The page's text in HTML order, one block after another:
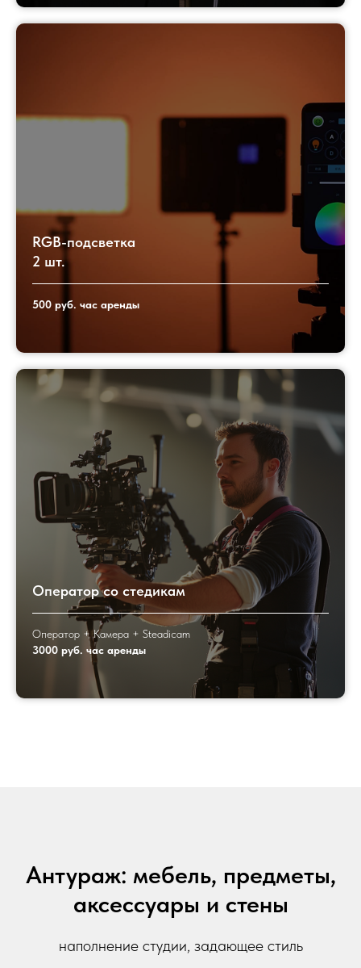
RGB-подсветка
2 шт.
500 руб. час аренды
Оператор со стедикам
Оператор + Камера + Steadicam
3000 руб. час аренды
Антураж: мебель, предметы,
аксессуары и стены
наполнение студии, задающее стиль